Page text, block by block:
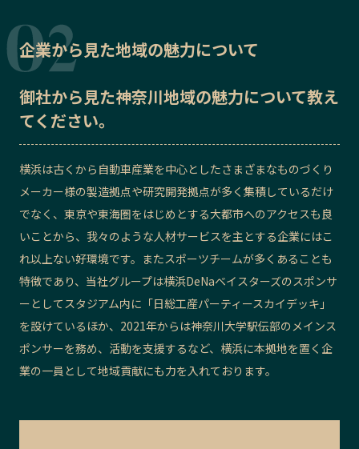
企業から見た地域の魅力について
御社から見た神奈川地域の魅力について教え
てください。
横浜は古くから自動車産業を中心としたさまざまなものづくり
メーカー様の製造拠点や研究開発拠点が多く集積しているだけ
でなく、東京や東海圏をはじめとする大都市へのアクセスも良
いことから、我々のような人材サービスを主とする企業にはこ
れ以上ない好環境です。またスポーツチームが多くあることも
特徴であり、当社グループは横浜DeNaベイスターズのスポンサ
ーとしてスタジアム内に「日総工産パーティースカイデッキ」
を設けているほか、2021年からは神奈川大学駅伝部のメインス
ポンサーを務め、活動を支援するなど、横浜に本拠地を置く企
業の一員として地域貢献にも力を入れております。